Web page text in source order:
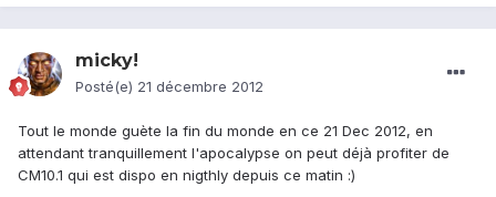
micky!
Posté(e) 21 décembre 2012
Tout le monde guète la fin du monde en ce 21 Dec 2012, en
attendant tranquillement l'apocalypse on peut déjà profiter de
CM10.1 qui est dispo en nigthly depuis ce matin :)